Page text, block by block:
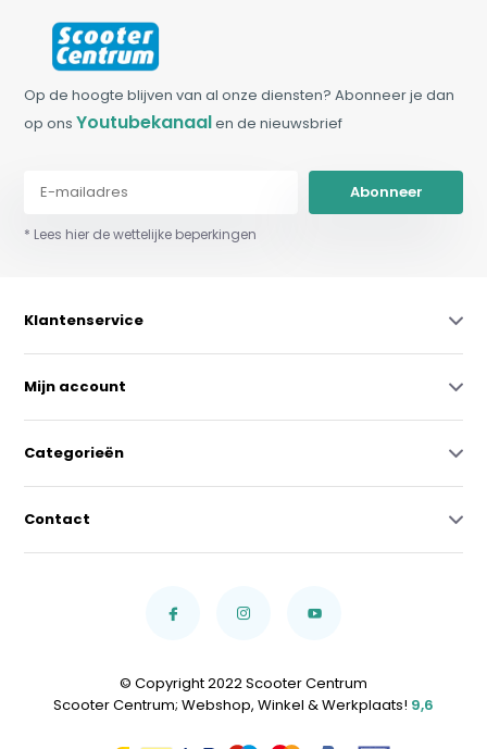
Op de hoogte blijven van al onze diensten? Abonneer je dan
op onsYoutubekanaalen de nieuwsbrief
Abonneer
* Lees hier de wettelijke beperkingen
Klantenservice
Mijn account
Categorieën
Contact
© Copyright 2022 Scooter Centrum
Scooter Centrum; Webshop, Winkel & Werkplaats! 9,6